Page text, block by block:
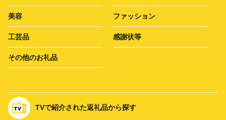
美容 ファッション
工芸品 感謝状等
その他のお礼品
TVで紹介された返礼品から探す